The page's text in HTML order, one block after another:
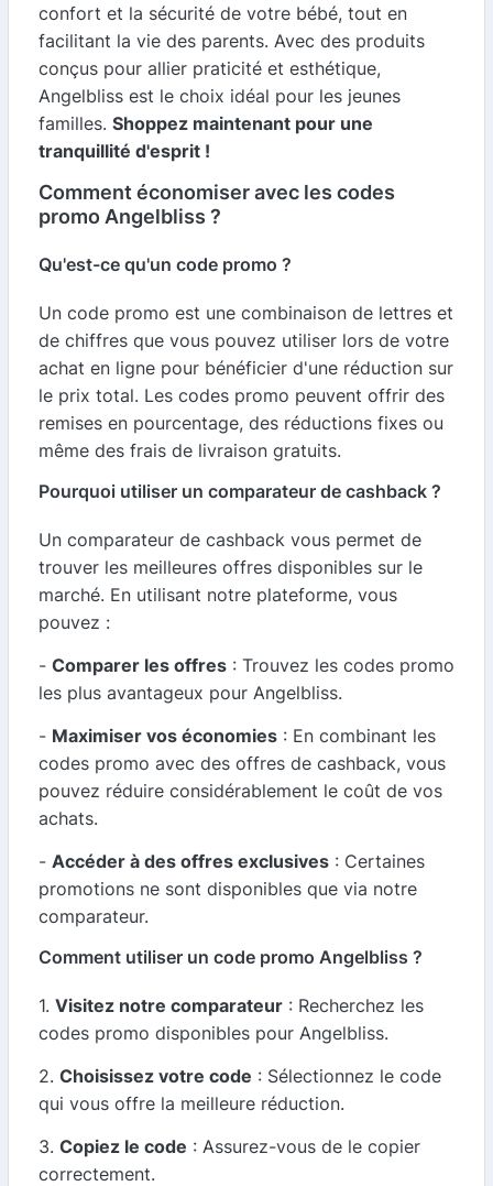
confort et la sécurité de votre bébé, tout en
facilitant la vie des parents. Avec des produits
conçus pour allier praticité et esthétique,
Angelbliss est le choix idéal pour les jeunes
familles. Shoppez maintenant pour une
tranquillité d'esprit !
Comment économiser avec les codes
promo Angelbliss ?
Qu'est-ce qu'un code promo ?
Un code promo est une combinaison de lettres et
de chiffres que vous pouvez utiliser lors de votre
achat en ligne pour bénéficier d'une réduction sur
le prix total. Les codes promo peuvent offrir des
remises en pourcentage, des réductions fixes ou
même des frais de livraison gratuits.
Pourquoi utiliser un comparateur de cashback ?
Un comparateur de cashback vous permet de
trouver les meilleures offres disponibles sur le
marché. En utilisant notre plateforme, vous
pouvez :
- Comparer les offres : Trouvez les codes promo
les plus avantageux pour Angelbliss.
- Maximiser vos économies : En combinant les
codes promo avec des offres de cashback, vous
pouvez réduire considérablement le coût de vos
achats.
- Accéder à des offres exclusives : Certaines
promotions ne sont disponibles que via notre
comparateur.
Comment utiliser un code promo Angelbliss ?
1. Visitez notre comparateur : Recherchez les
codes promo disponibles pour Angelbliss.
2. Choisissez votre code : Sélectionnez le code
qui vous offre la meilleure réduction.
3. Copiez le code : Assurez-vous de le copier
correctement.